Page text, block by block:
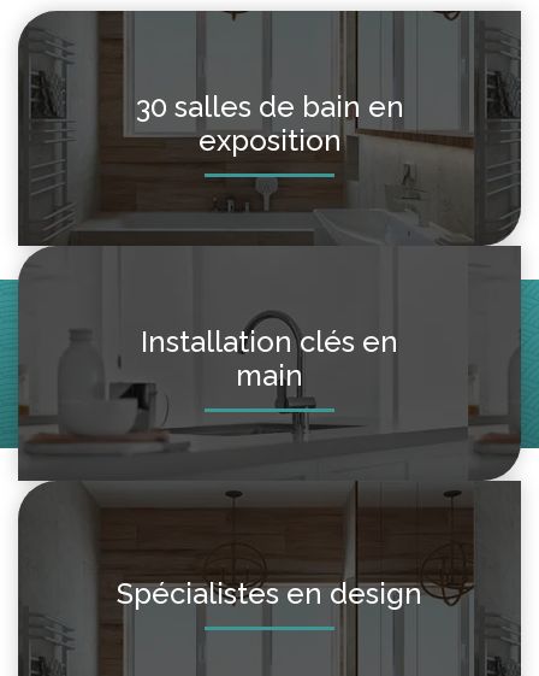
30 salles de bain en
exposition
Installation clés en
main
Spécialistes en design